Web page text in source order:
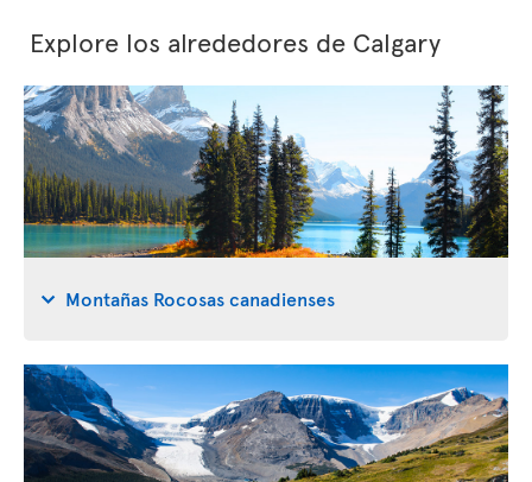
Explore los alrededores de Calgary
Montañas Rocosas canadienses